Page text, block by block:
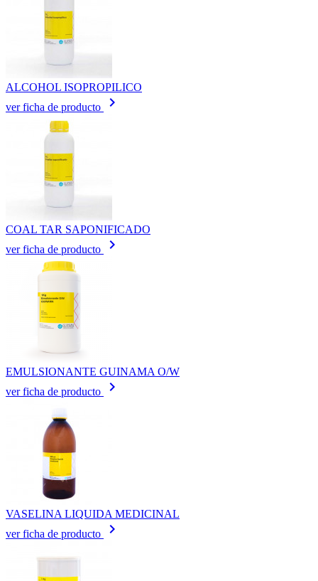
ALCOHOL ISOPROPILICO
ver ficha de producto
keyboard_arrow_right
COAL TAR SAPONIFICADO
ver ficha de producto
keyboard_arrow_right
EMULSIONANTE GUINAMA O/W
ver ficha de producto
keyboard_arrow_right
VASELINA LIQUIDA MEDICINAL
ver ficha de producto
keyboard_arrow_right